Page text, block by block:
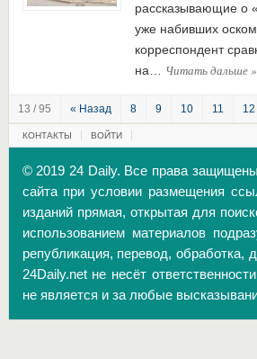
рассказывающие о
уже набивших
корреспондент
на… Читать дальше»
13 / 95 « Назад 8 9 10 11 12
КОНТАКТЫ ВОЙТИ
© 2019 24 Daily. Все права
сайта при условии размещения
изданий прямая, открытая для
использованием материалов
републикация, перевод, обработка,
24Daily.net не несёт
не является и за любые